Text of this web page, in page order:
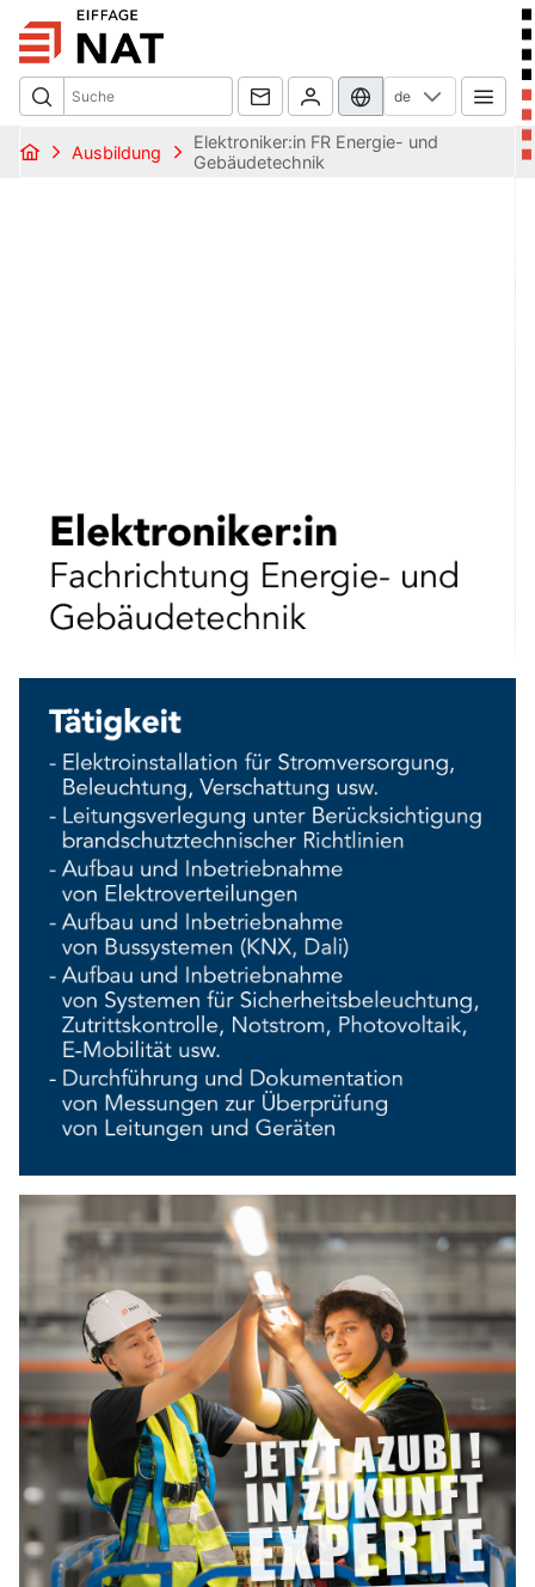
de
Ausbildung
Elektroniker:in FR Energie- und
Gebäudetechnik